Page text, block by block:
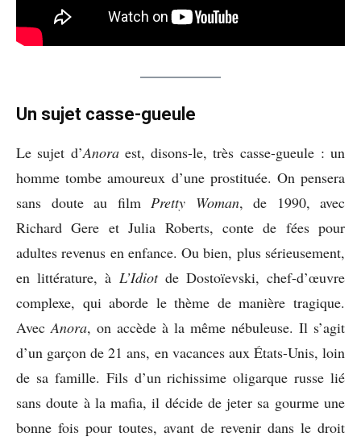
Un sujet casse-gueule
Le sujet d’Anora est, disons-le, très casse-gueule : un
homme tombe amoureux d’une prostituée. On pensera
sans doute au film Pretty Woman, de 1990, avec
Richard Gere et Julia Roberts, conte de fées pour
adultes revenus en enfance. Ou bien, plus sérieusement,
en littérature, à L’Idiot de Dostoïevski, chef-d’œuvre
complexe, qui aborde le thème de manière tragique.
Avec Anora, on accède à la même nébuleuse. Il s’agit
d’un garçon de 21 ans, en vacances aux États-Unis, loin
de sa famille. Fils d’un richissime oligarque russe lié
sans doute à la mafia, il décide de jeter sa gourme une
bonne fois pour toutes, avant de revenir dans le droit